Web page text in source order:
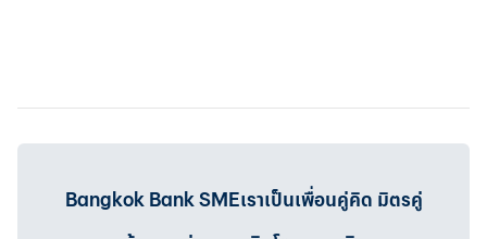
Bangkok Bank SMEเราเป็นเพื่อนคู่คิด มิตรคู่